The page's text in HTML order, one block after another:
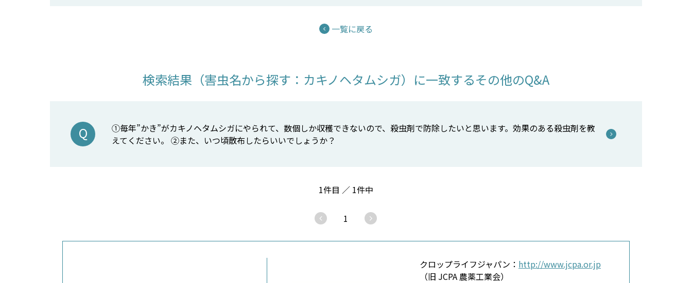
一覧に戻る
検索結果（害虫名から探す：カキノヘタムシガ）に一致するその他のQ&A
①毎年”かき”がカキノヘタムシガにやられて、数個しか収穫できないので、殺虫剤で防除したいと思います。効果のある殺虫剤を教
えてください。 ②また、いつ頃散布したらいいでしょうか？
1件目 ／ 1件中
1
クロップライフジャパン： http://www.jcpa.or.jp
（旧 JCPA 農薬工業会）